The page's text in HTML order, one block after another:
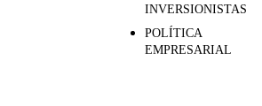
INVERSIONISTAS
POLÍTICA
EMPRESARIAL